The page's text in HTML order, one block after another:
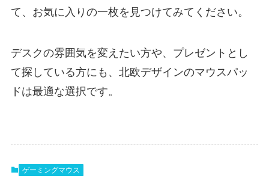
て、お気に入りの一枚を見つけてみてください。
デスクの雰囲気を変えたい方や、プレゼントとし
て探している方にも、北欧デザインのマウスパッ
ドは最適な選択です。
ゲーミングマウス